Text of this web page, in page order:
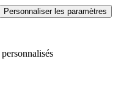
Personnaliser les paramètres